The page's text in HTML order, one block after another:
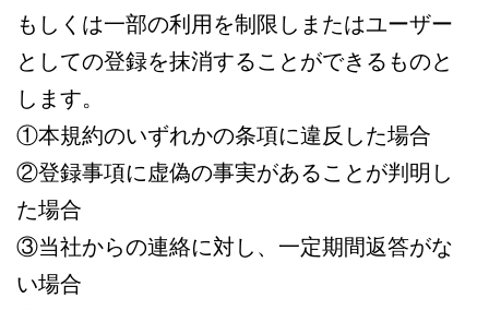
もしくは一部の利用を制限しまたはユーザー
としての登録を抹消することができるものと
します。
①本規約のいずれかの条項に違反した場合
②登録事項に虚偽の事実があることが判明し
た場合
③当社からの連絡に対し、一定期間返答がな
い場合